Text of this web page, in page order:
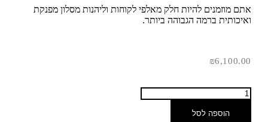
אתם מוזמנים להיות חלק מאלפי לקוחות וליהנות מסלון מפנקת
ואיכותית ברמה הגבוהה ביותר.
₪6,100.00
הוספה לסל